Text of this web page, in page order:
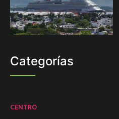
Categorías
CENTRO